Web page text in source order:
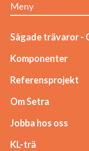
Meny
Sågade trävaror -
Komponenter
Referensprojekt
Om Setra
Jobba hos oss
KL-trä